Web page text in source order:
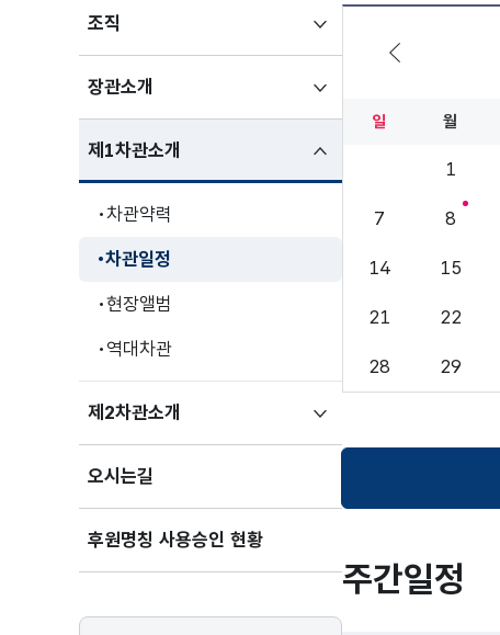
조직
펼치기
장관소개
펼치기
제1차관소개
펼친상태
차관약력
차관일정
현장앨범
역대차관
제2차관소개
펼치기
오시는길
후원명칭 사용승인 현황
일 월
1
7 8
14 15
21 22
28 29
주간일정